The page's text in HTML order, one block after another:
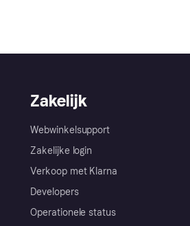
Zakelijk
Webwinkelsupport
Zakelijke login
Verkoop met Klarna
Developers
Operationele status